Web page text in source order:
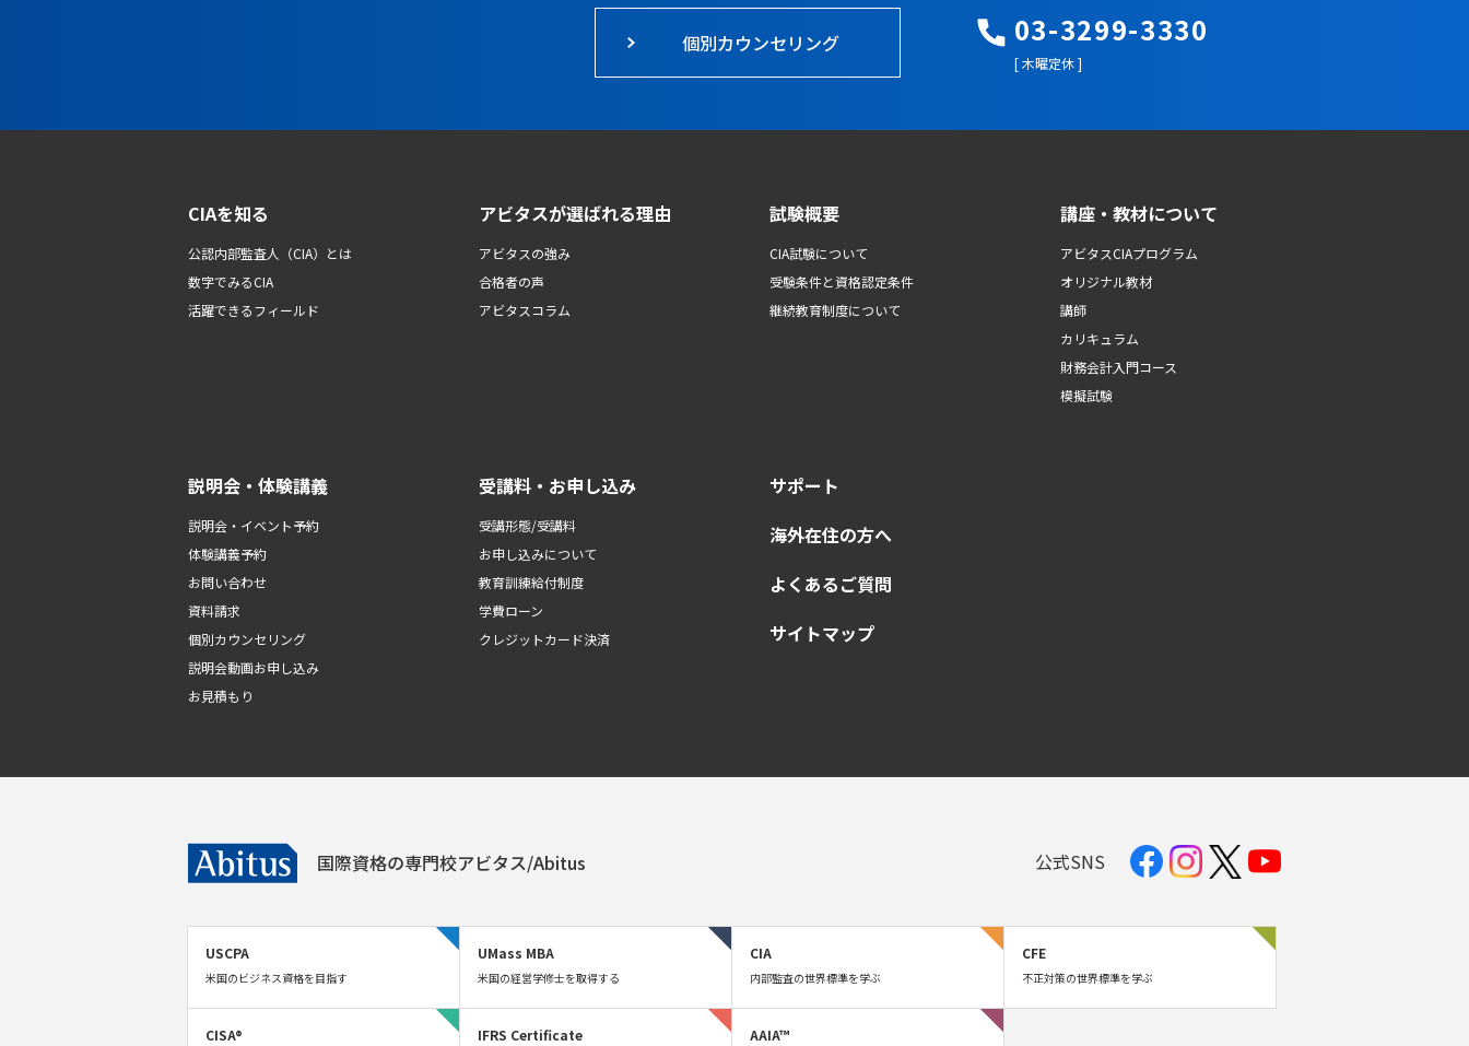
個別カウンセリング 03-3299-3330
[ 木曜定休 ]
CIAを知る
公認内部監査人（CIA）とは
数字でみるCIA
活躍できるフィールド
アビタスが選ばれる理由
アビタスの強み
合格者の声
アビタスコラム
試験概要
CIA試験について
受験条件と資格認定条件
継続教育制度について
講座・教材について
アビタスCIAプログラム
オリジナル教材
講師
カリキュラム
財務会計入門コース
模擬試験
説明会・体験講義
説明会・イベント予約
体験講義予約
お問い合わせ
資料請求
個別カウンセリング
説明会動画お申し込み
お見積もり
受講料・お申し込み
受講形態/受講料
お申し込みについて
教育訓練給付制度
学費ローン
クレジットカード決済
サポート
海外在住の方へ
よくあるご質問
サイトマップ
国際資格の専門校アビタス/Abitus 公式SNS
USCPA
米国のビジネス資格を目指す
UMass MBA
米国の経営学修士を取得する
CIA
内部監査の世界標準を学ぶ
CFE
不正対策の世界標準を学ぶ
CISA® IFRS Certificate AAIA™